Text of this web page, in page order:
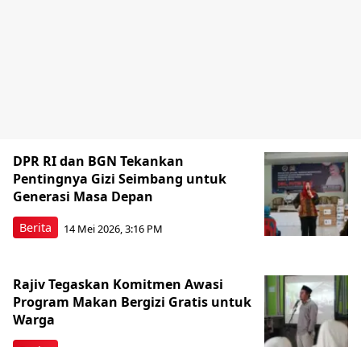
Berita
DPR RI dan BGN Tekankan
Pentingnya Gizi Seimbang untuk
Generasi Masa Depan
14 Mei 2026, 3:16 PM
Rajiv Tegaskan Komitmen Awasi
Program Makan Bergizi Gratis untuk
Warga